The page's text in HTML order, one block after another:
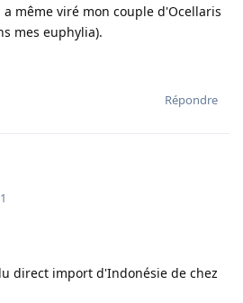
même viré mon couple d'Ocellaris
mes euphylia).
Répondre
direct import d'Indonésie de chez